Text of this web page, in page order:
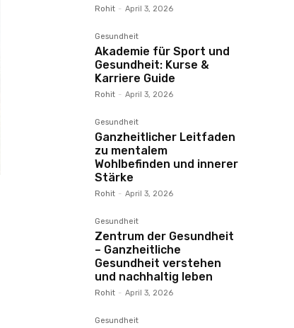
Rohit - April 3, 2026
Gesundheit
Akademie für Sport und
Gesundheit: Kurse &
Karriere Guide
Rohit - April 3, 2026
Gesundheit
Ganzheitlicher Leitfaden
zu mentalem
Wohlbefinden und innerer
Stärke
Rohit - April 3, 2026
Gesundheit
Zentrum der Gesundheit
– Ganzheitliche
Gesundheit verstehen
und nachhaltig leben
Rohit - April 3, 2026
Gesundheit